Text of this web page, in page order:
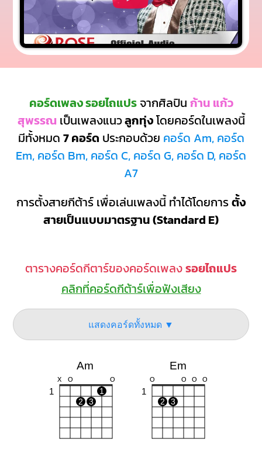
คอร์ดเพลง รอยไถแปรจากศิลปิน ก้าน แก้ว
สุพรรณเป็นเพลงแนวลูกทุ่งโดยคอร์ดในเพลงนี้
มีทั้งหมด 7 คอร์ด ประกอบด้วย คอร์ด Am, คอร์ด
Em, คอร์ด Bm, คอร์ด C, คอร์ด G, คอร์ด D, คอร์ด
A7
การตั้งสายกีต้าร์ เพื่อเล่นเพลงนี้ ทำได้โดยการตั้ง
สายเป็นแบบมาตรฐาน (Standard E)
ตารางคอร์ดกีตาร์ของคอร์ดเพลงรอยไถแปร
คลิกที่คอร์ดกีต้าร์เพื่อฟังเสียง
แสดงคอร์ดทั้งหมด ▼
Am
X O O
1
1
2
3
Em
O O O O
1
2 3